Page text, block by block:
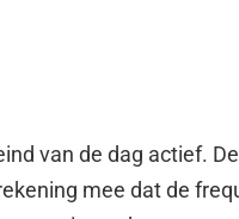
van de dag actief.
mee dat de